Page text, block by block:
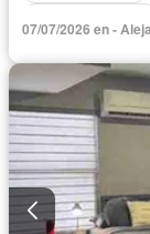
07/07/2026 en -